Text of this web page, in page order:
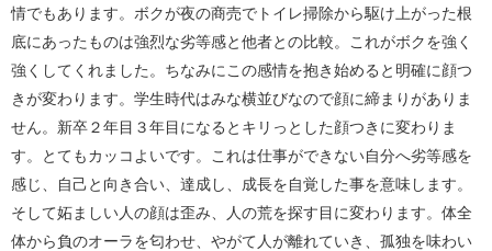
情でもあります。ボクが夜の商売でトイレ掃除から駆け上がった根
底にあったものは強烈な劣等感と他者との比較。これがボクを強く
強くしてくれました。ちなみにこの感情を抱き始めると明確に顔つ
きが変わります。学生時代はみな横並びなので顔に締まりがありま
せん。新卒２年目３年目になるとキリっとした顔つきに変わりま
す。とてもカッコよいです。これは仕事ができない自分へ劣等感を
感じ、自己と向き合い、達成し、成長を自覚した事を意味します。
そして妬ましい人の顔は歪み、人の荒を探す目に変わります。体全
体から負のオーラを匂わせ、やがて人が離れていき、孤独を味わい